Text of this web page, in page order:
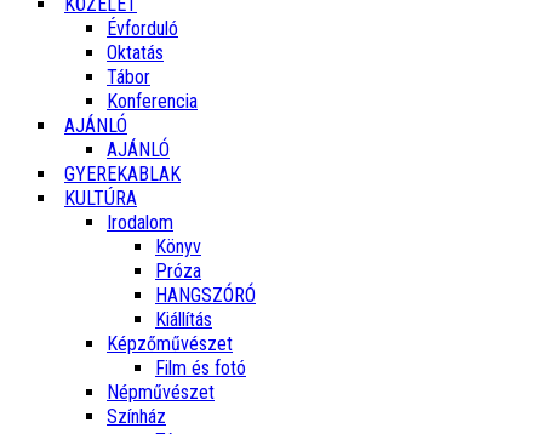
Évforduló
Oktatás
Tábor
Konferencia
AJÁNLÓ
AJÁNLÓ
GYEREKABLAK
KULTÚRA
Irodalom
Könyv
Próza
HANGSZÓRÓ
Kiállítás
Képzőművészet
Film és fotó
Népművészet
Színház